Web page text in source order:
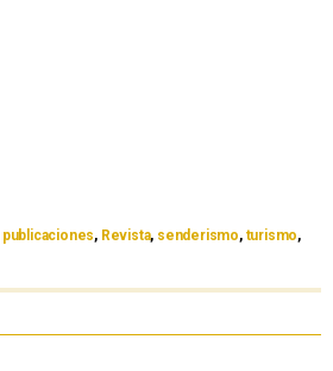
publicaciones, Revista, senderismo, turismo,